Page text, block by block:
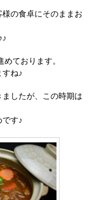
の食卓にそのままお
ております。
ね♪
したが、この時期は
す♪